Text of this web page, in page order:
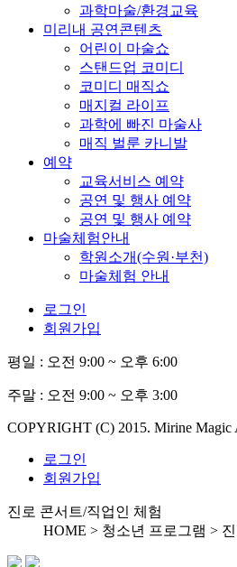
과학마술/환경교육
미리내 공연콘텐츠
어린이 마술쇼
스탠드업 코미디
코미디 매직쇼
매지컬 라이프
과학에 빠진 마술사
매직 벌룬 카니발
예약
교육서비스 예약
공연 및 행사 예약
공연 및 행사 예약
마술체험안내
학원소개(수원·부천)
마술체험 안내
로그인
회원가입
평일 : 오전 9:00 ~ 오후 6:00
주말 : 오전 9:00 ~ 오후 3:00
COPYRIGHT (C) 2015. Mirine
로그인
회원가입
진로 콘서트/직업인 체험
HOME > 청소년 프로그램 >